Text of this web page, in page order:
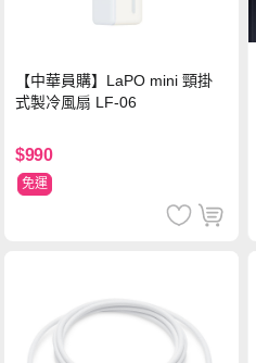
【中華員購】LaPO mini 頸掛
式製冷風扇 LF-06
$990
免運